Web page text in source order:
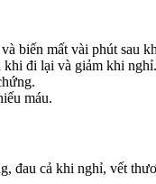
biến mất vài phút sau
đi lại và giảm khi
máu.
đau cả khi nghỉ, vết